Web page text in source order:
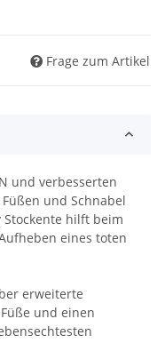
Frage zum Artikel
und verbesserten
und Schnabel
hilft beim
eines toten
erweiterte
und einen